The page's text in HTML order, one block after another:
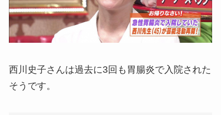
西川史子さんは過去に3回も胃腸炎で入院された
そうです。